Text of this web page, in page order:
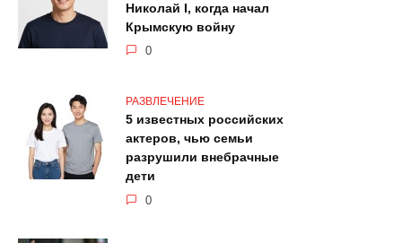
Николай I, когда начал
Крымскую войну
0
РАЗВЛЕЧЕНИЕ
5 известных российских
актеров, чью семьи
разрушили внебрачные
дети
0